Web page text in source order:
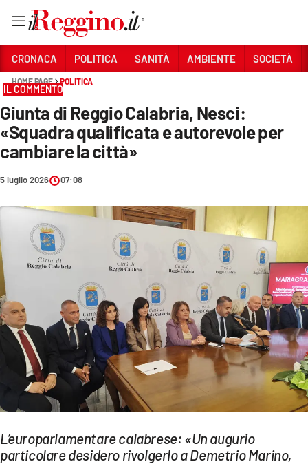
Sezioni
CRONACA
POLITICA
SANITÀ
AMBIENTE
SOCIETÀ
CULTURA
ECONOMIA E LAVORO
EVENTI
SPORT
Streaming
LAC NETWORK
CRONACA POLITICA SANITÀ AMBIENTE SOCIETÀ
HOME PAGE POLITICA
IL COMMENTO
Giunta di Reggio Calabria, Nesci:
«Squadra qualificata e autorevole per
cambiare la città»
5 luglio 2026 07:08
L’europarlamentare calabrese: «Un augurio
particolare desidero rivolgerlo a Demetrio Marino,